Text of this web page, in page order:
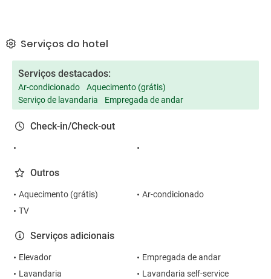
Serviços do hotel
Serviços destacados:
Ar-condicionado
Aquecimento (grátis)
Serviço de lavandaria
Empregada de andar
Check-in/Check-out
Outros
Aquecimento (grátis)
Ar-condicionado
TV
Serviços adicionais
Elevador
Empregada de andar
Lavandaria
Lavandaria self-service